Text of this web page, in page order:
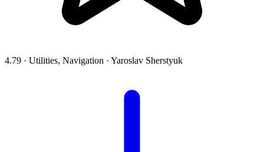
4.79 · Utilities, Navigation · Yaroslav Sherstyuk